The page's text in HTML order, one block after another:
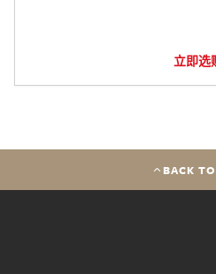
立即选
BACK